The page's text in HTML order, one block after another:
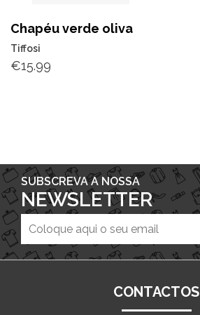
Chapéu verde oliva
Tiffosi
€15.99
SUBSCREVA A NOSSA
NEWSLETTER
CONTACTOS